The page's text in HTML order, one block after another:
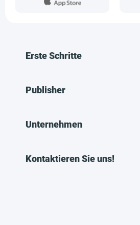
Erste Schritte
Publisher
Unternehmen
Kontaktieren Sie uns!